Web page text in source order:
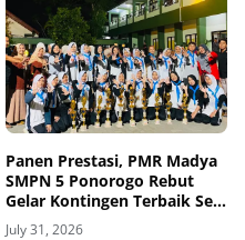
Panen Prestasi, PMR Madya
SMPN 5 Ponorogo Rebut
Gelar Kontingen Terbaik Se-
Jawa Timur
July 31, 2026